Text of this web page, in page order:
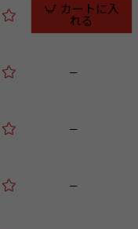
カートに入
れる
—
—
—